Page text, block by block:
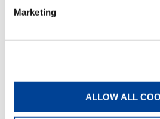
Marketing
ALLOW ALL
このインタービュー記事を見
えてしまったことに、共感を覚
たら）すかを知ると同時に。
示」を受けたことで、自分の人
思い出した。